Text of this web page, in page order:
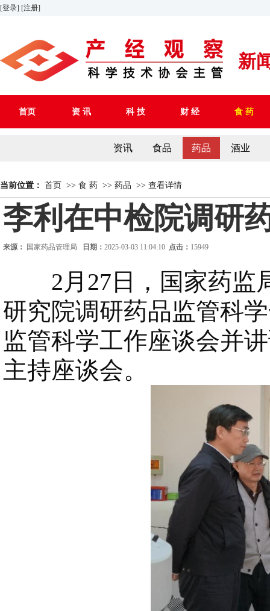
[登录] [注册]
新
首页 资 讯 科 技 财 经 食 药
资讯 食品 药品 酒业
当前位置： 首页 >> 食 药 >> 药品 >> 查看详情
李利在中检院调研
来源： 国家药品管理局 日期： 2025-03-03 11:04:10 点击： 15949
2月27日，国家药监
研究院调研药品监管科
监管科学工作座谈会并
主持座谈会。